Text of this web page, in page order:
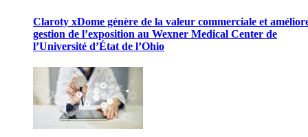
Claroty xDome génère de la valeur commerciale et
gestion de l’exposition au Wexner Medical Center de
l’Université d’État de l’Ohio